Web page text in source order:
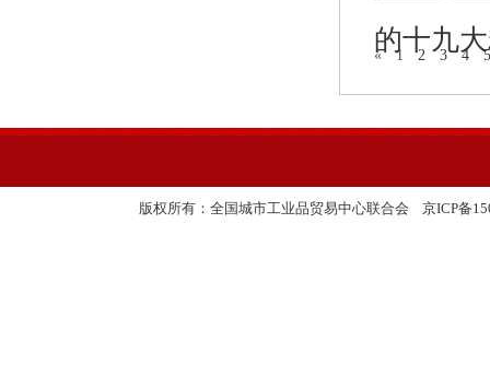
的十九
« 1 2 3 4
版权所有：全国城市工业品贸易中心联合会 京ICP备